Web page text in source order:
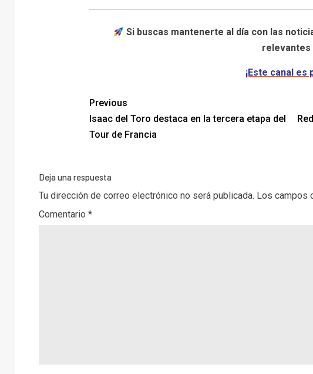
Si buscas mantenerte al día con las
relevantes
¡Este canal es
Previous
Isaac del Toro destaca en la tercera etapa del
Tour de Francia
Deja una respuesta
Tu dirección de correo electrónico no será publicada. Los campos
Comentario *